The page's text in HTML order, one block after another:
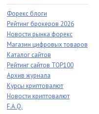
Форекс блоги
Рейтинг брокеров 2026
Новости рынка форекс
Магазин цифровых товаров
Каталог сайтов
Рейтинг сайтов TOP100
Архив журнала
Курсы криптовалют
Новости криптовалют
F.A.Q.